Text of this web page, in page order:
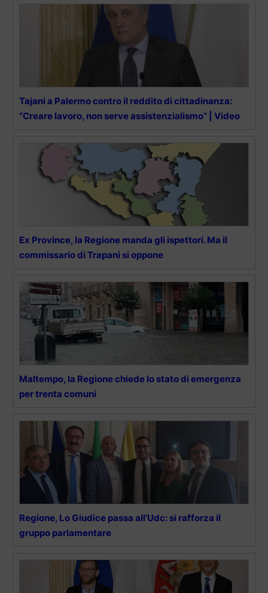
Tajani a Palermo contro il reddito di cittadinanza:
“Creare lavoro, non serve assistenzialismo” | Video
Ex Province, la Regione manda gli ispettori. Ma il
commissario di Trapani si oppone
Maltempo, la Regione chiede lo stato di emergenza
per trenta comuni
Regione, Lo Giudice passa all’Udc: si rafforza il
gruppo parlamentare